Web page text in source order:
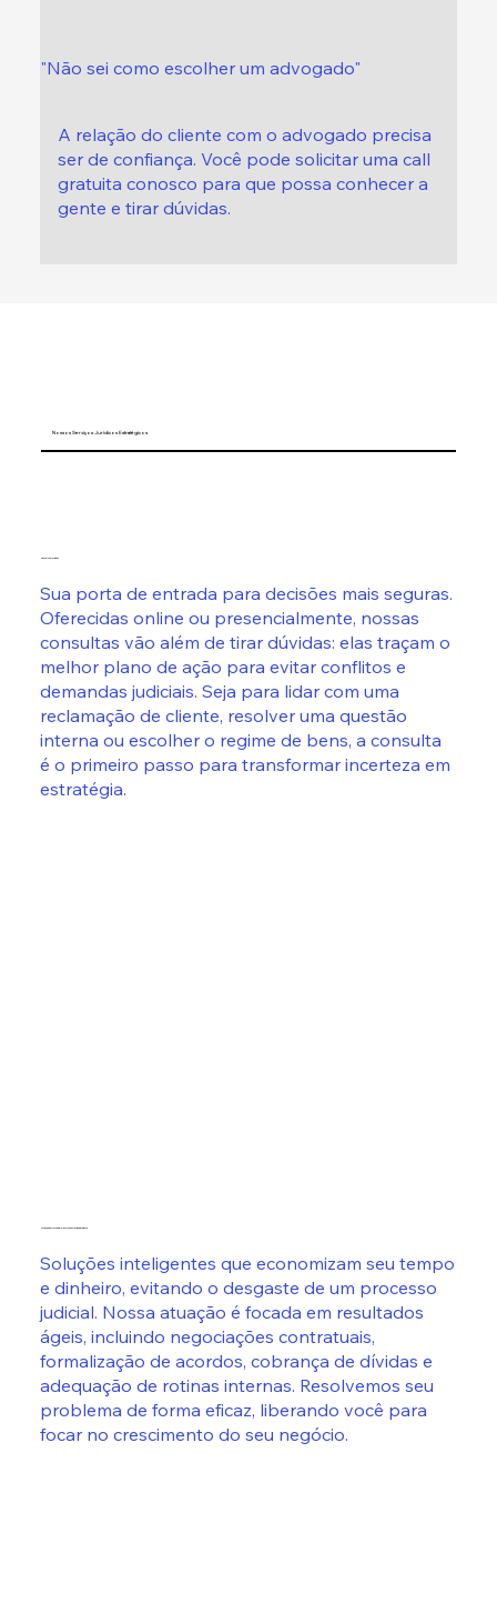
"Não sei como escolher um advogado"
A relação do cliente com o advogado precisa
ser de confiança. Você pode solicitar uma call
gratuita conosco para que possa conhecer a
gente e tirar dúvidas.
Nossos Serviços Jurídicos Estratégicos
Sua porta de entrada para decisões mais seguras.
Oferecidas online ou presencialmente, nossas
consultas vão além de tirar dúvidas: elas traçam o
melhor plano de ação para evitar conflitos e
demandas judiciais. Seja para lidar com uma
reclamação de cliente, resolver uma questão
interna ou escolher o regime de bens, a consulta
é o primeiro passo para transformar incerteza em
estratégia.​
Soluções inteligentes que economizam seu tempo
e dinheiro, evitando o desgaste de um processo
judicial. Nossa atuação é focada em resultados
ágeis, incluindo negociações contratuais,
formalização de acordos, cobrança de dívidas e
adequação de rotinas internas. Resolvemos seu
problema de forma eficaz, liberando você para
focar no crescimento do seu negócio.